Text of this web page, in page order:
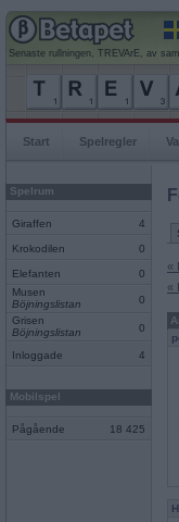
Senaste rullningen, TREVArE, av
Start Spelregler
Spelrum
Giraffen 4
Krokodilen 0
Elefanten
0
Musen
Böjningslistan
0
Grisen
Böjningslistan
0
Inloggade 4
Mobilspel
Pågående 18 425
«
«